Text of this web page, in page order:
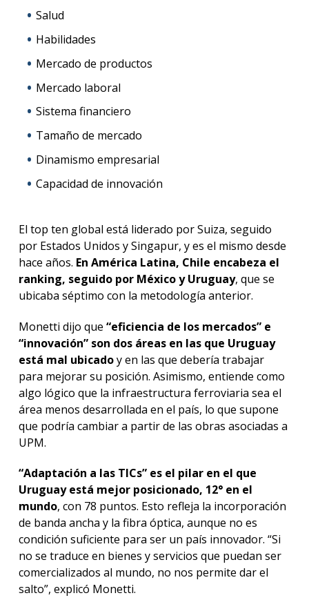
Salud
Habilidades
Mercado de productos
Mercado laboral
Sistema financiero
Tamaño de mercado
Dinamismo empresarial
Capacidad de innovación
El top ten global está liderado por Suiza, seguido
por Estados Unidos y Singapur, y es el mismo desde
hace años. En América Latina, Chile encabeza el
ranking, seguido por México y Uruguay, que se
ubicaba séptimo con la metodología anterior.
Monetti dijo que “eficiencia de los mercados” e
“innovación” son dos áreas en las que Uruguay
está mal ubicadoy en las que debería trabajar
para mejorar su posición. Asimismo, entiende como
algo lógico que la infraestructura ferroviaria sea el
área menos desarrollada en el país, lo que supone
que podría cambiar a partir de las obras asociadas a
UPM.
“Adaptación a las TICs” es el pilar en el que
Uruguay está mejor posicionado, 12° en el
mundo, con 78 puntos. Esto refleja la incorporación
de banda ancha y la fibra óptica, aunque no es
condición suficiente para ser un país innovador. “Si
no se traduce en bienes y servicios que puedan ser
comercializados al mundo, no nos permite dar el
salto”, explicó Monetti.